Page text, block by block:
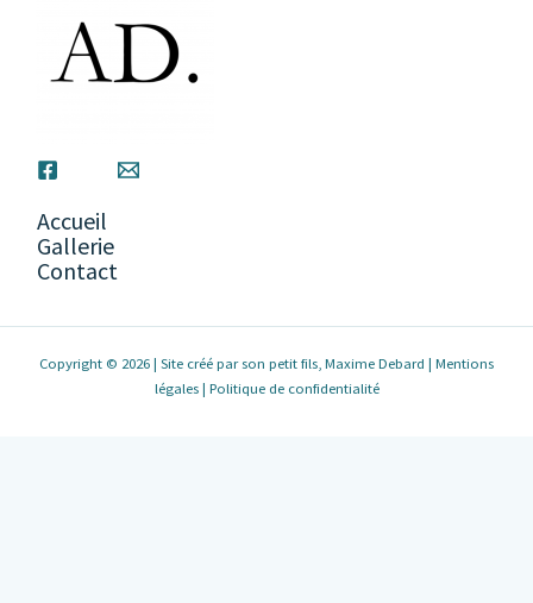
Accueil
Gallerie
Contact
Copyright © 2026 | Site créé par son petit fils, Maxime Debard | Mentions
légales| Politique de confidentialité